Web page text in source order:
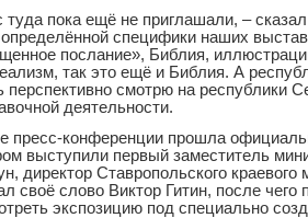
туда пока ещё не приглашали, –
специфики наших
послание», Библия,
так это ещё и Библия. А
перспективно смотрю на республики
деятельности.
пресс-конференции прошла
выступили первый заместитель
директор Ставропольского
своё слово Виктор Гитин, после
экспозицию под специально